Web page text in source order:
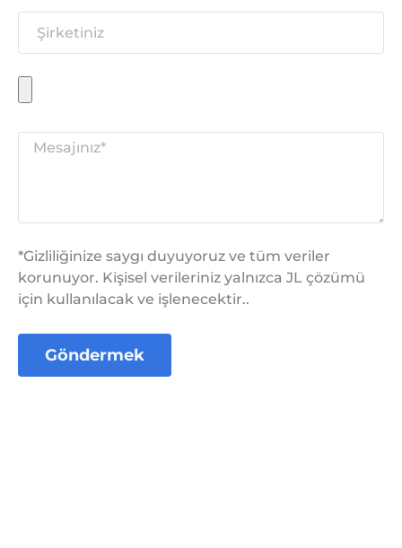
*Gizliliğinize saygı duyuyoruz ve tüm veriler
korunuyor. Kişisel verileriniz yalnızca JL çözümü
için kullanılacak ve işlenecektir..
Göndermek